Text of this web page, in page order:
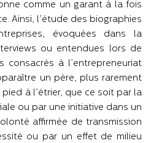
comme un garant à la fois
Ainsi, l’étude des biographies
évoquées dans la
ou entendues lors de
consacrés à l’entrepreneuriat
un père, plus rarement
à l’étrier, que ce soit par la
ou par une initiative dans un
affirmée de transmission
ou par un effet de milieu